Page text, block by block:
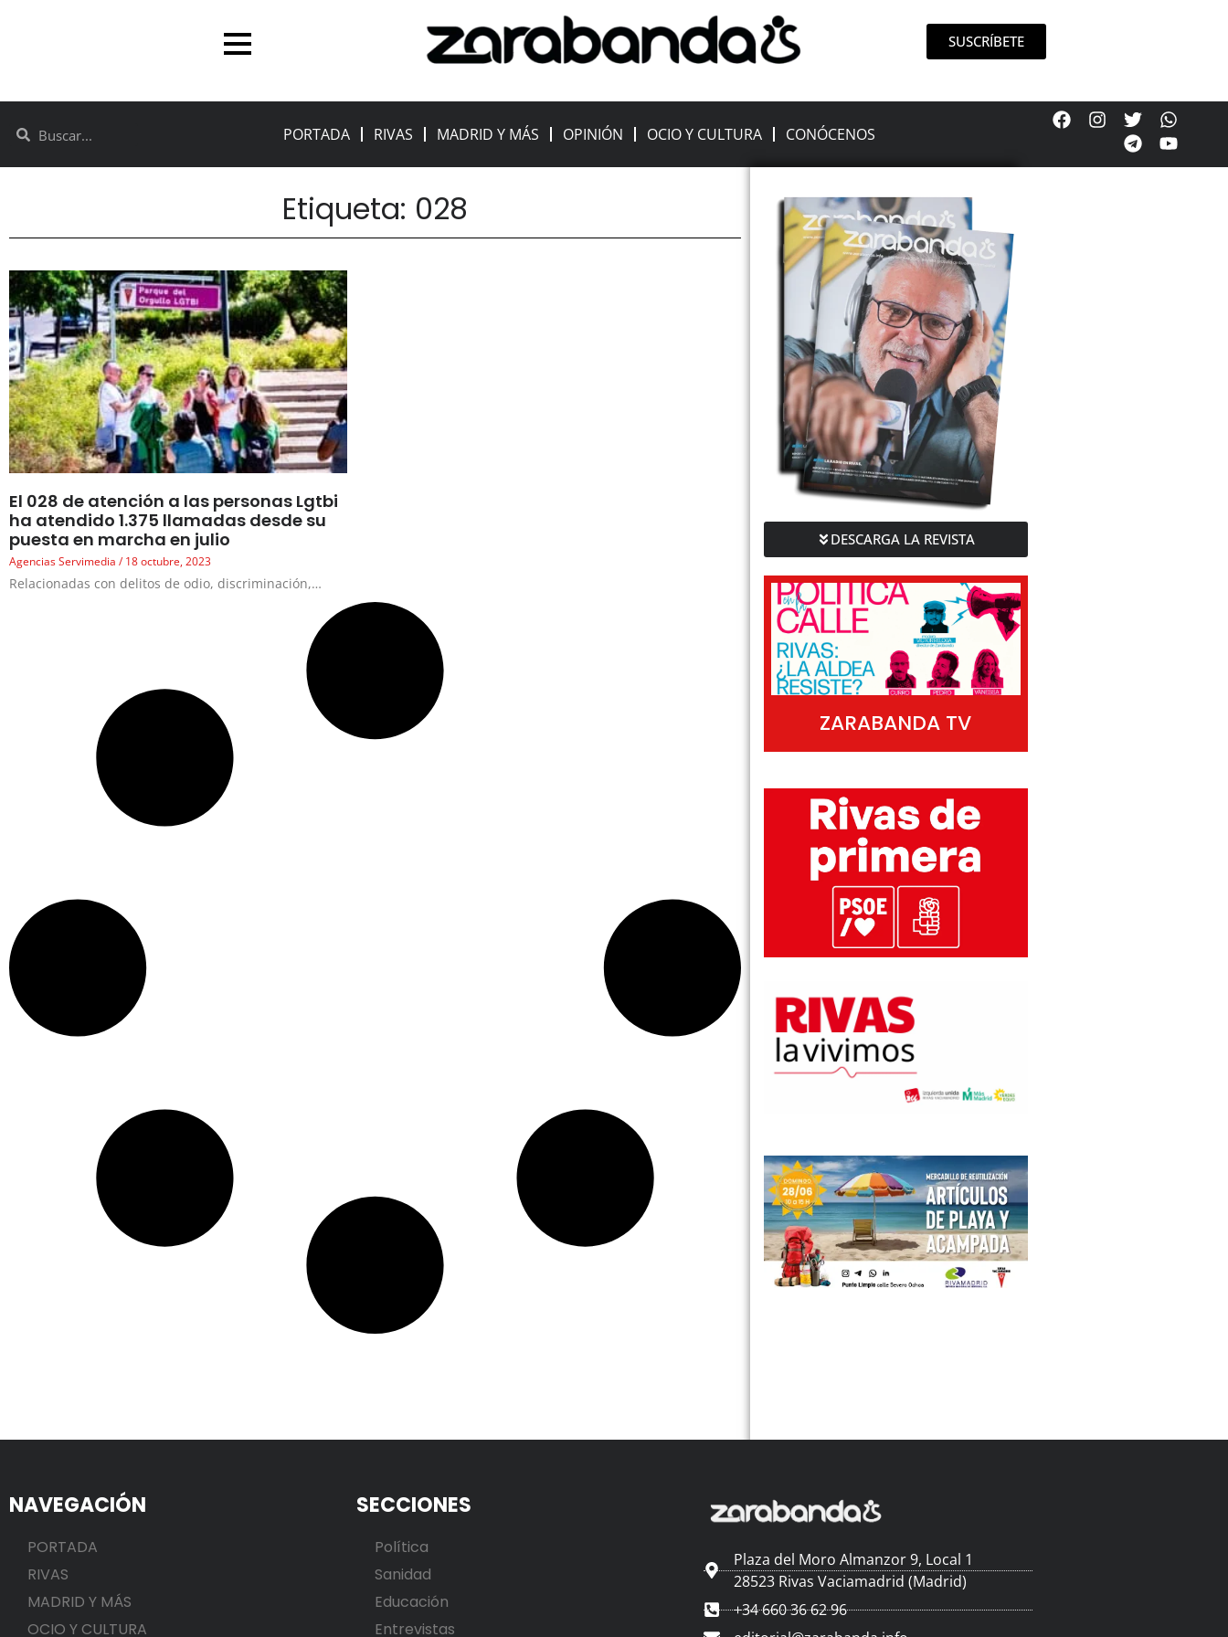
SUSCRÍBETE
PORTADA RIVAS MADRID Y MÁS OPINIÓN OCIO Y CULTURA CONÓCENOS
Etiqueta: 028
El 028 de atención a las personas Lgtbi
ha atendido 1.375 llamadas desde su
puesta en marcha en julio
Agencias Servimedia 18 octubre, 2023
Relacionadas con delitos de odio, discriminación,…
DESCARGA LA REVISTA
ZARABANDA TV
NAVEGACIÓN
PORTADA
RIVAS
MADRID Y MÁS
OCIO Y CULTURA
SECCIONES
Política
Sanidad
Educación
Entrevistas
Plaza del Moro Almanzor 9, Local 1
28523 Rivas Vaciamadrid (Madrid)
+34 660 36 62 96